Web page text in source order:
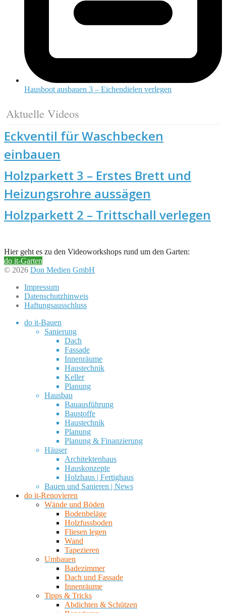
Hausboot ausbauen 3 – Eichendielen verlegen
Aktuelle Videos
Eckventil für Waschbecken
einbauen
Holzparkett 3 – Erstes Brett und
Heizungsrohre aussägen
Holzparkett 2 – Trittschall verlegen
Hier geht es zu den Videoworkshops rund um den Garten:
do it-Garten
© 2026 Don Medien GmbH
Impressum
Datenschutzhinweis
Haftungsausschluss
do it-Bauen
Sanierung
Dach
Fassade
Innenräume
Haustechnik
Keller
Planung
Hausbau
Bauausführung
Baustoffe
Haustechnik
Planung
Planung & Finanzierung
Häuser
Architektenhaus
Hauskonzepte
Holzhaus | Fertighaus
Bauen und Sanieren | News
do it-Renovieren
Wände und Böden
Bodenbeläge
Holzfussboden
Fliesen legen
Wand
Tapezieren
Umbauen
Badezimmer
Dach und Fassade
Innenräume
Tipps & Tricks
Abdichten & Schützen